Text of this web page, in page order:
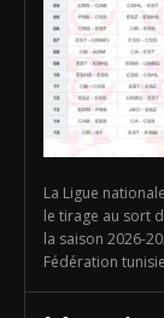
La Ligue
le tirage au sort
la saison 2026-
Fédération